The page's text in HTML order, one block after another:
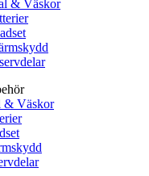
& Väskor
& Väskor